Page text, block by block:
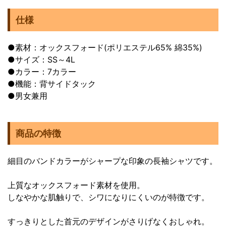
仕様
●素材：オックスフォード(ポリエステル65% 綿35%)
●サイズ：SS～4L
●カラー：7カラー
●機能：背サイドタック
●男女兼用
商品の特徴
細目のバンドカラーがシャープな印象の長袖シャツです。
上質なオックスフォード素材を使用。
しなやかな肌触りで、シワになりにくいのが特徴です。
すっきりとした首元のデザインがさりげなくおしゃれ。